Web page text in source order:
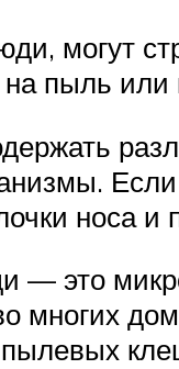
могут
на пыль
носа
— это
многих